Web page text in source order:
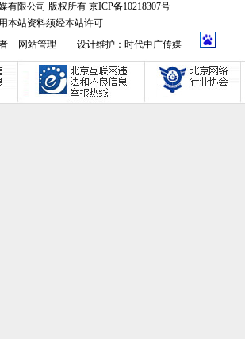
有限公司 版权所有 京ICP备10218307号
本站资料须经本站许可
网站管理 设计维护：时代中广传媒